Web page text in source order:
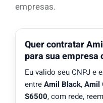
empresas.
Quer contratar
para sua empresa
Eu valido seu CNPJ e
entreAmil Black,Amil
S6500, com rede,